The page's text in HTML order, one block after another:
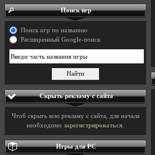
Поиск игр
Поиск игр по названию
Расширенный Google-поиск
Скрыть рекламу с сайта
Чтоб скрыть всю рекламу с сайта, для начала
необходимо зарегистрироваться
Игры для PC